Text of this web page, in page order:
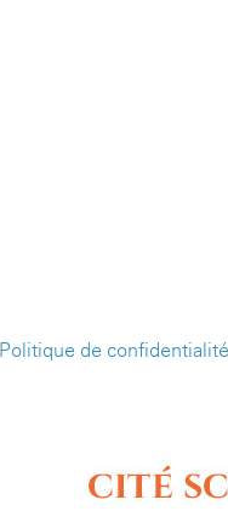
Politique de confidentialité